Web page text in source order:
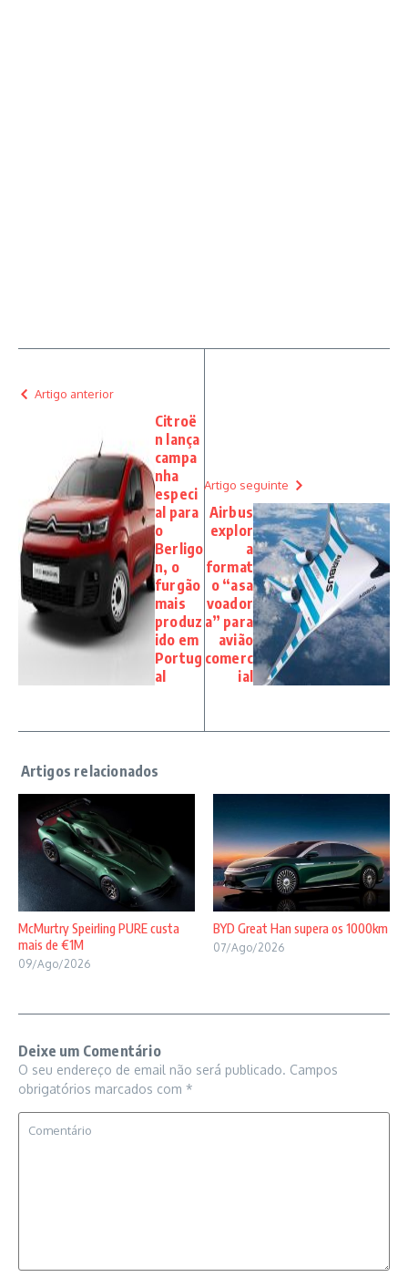
Artigo anterior
Citroë
n lança
campa
nha
especi
al para
o
Berligo
n, o
furgão
mais
produz
ido em
Portug
al
Artigo seguinte
Airbus
explor
a
format
o “asa
voador
a” para
avião
comerc
ial
McMurtry Speirling PURE custa
mais de €1M
09/Ago/2026
BYD Great Han supera os 1000km
07/Ago/2026
Deixe um Comentário
O seu endereço de email não será publicado. Campos
obrigatórios marcados com *